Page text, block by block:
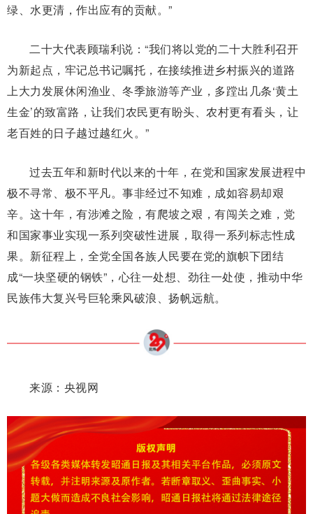
绿、水更清，作出应有的贡献。”
二十大代表顾瑞利说：“我们将以党的二十大胜利召开
为新起点，牢记总书记嘱托，在接续推进乡村振兴的道路
上大力发展休闲渔业、冬季旅游等产业，多蹚出几条‘黄土
生金’的致富路，让我们农民更有盼头、农村更有看头，让
老百姓的日子越过越红火。”
过去五年和新时代以来的十年，在党和国家发展进程中
极不寻常、极不平凡。事非经过不知难，成如容易却艰
辛。这十年，有涉滩之险，有爬坡之艰，有闯关之难，党
和国家事业实现一系列突破性进展，取得一系列标志性成
果。新征程上，全党全国各族人民要在党的旗帜下团结
成“一块坚硬的钢铁”，心往一处想、劲往一处使，推动中华
民族伟大复兴号巨轮乘风破浪、扬帆远航。
来源：央视网